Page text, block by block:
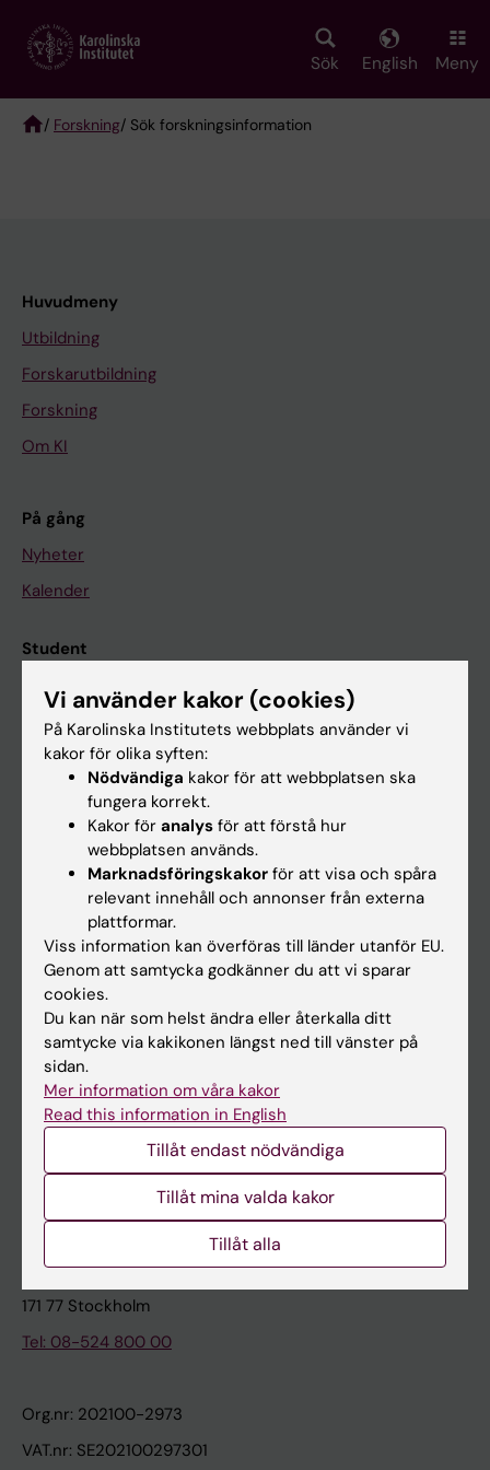
main
Sök English Meny
/ Forskning/ Sök forskningsinformation
Huvudmeny
Utbildning
Forskarutbildning
Forskning
Om KI
På gång
Nyheter
Kalender
Student
Ladok
Canvas
Schema
Studentmejlen
Kurs- och programwebbar
Student på KI
Medarbetare
Medarbetarportalen
Kontakta och besök KI
Universitetsbiblioteket
Stöd forskning och utbildning
Karolinska Institutet Innovation
Kontakta presstjänsten
Karolinska Institutet
171 77 Stockholm
Tel: 08-524 800 00
Org.nr: 202100-2973
VAT.nr: SE202100297301
Vi använder kakor (cookies)
På Karolinska Institutets webbplats använder vi
kakor för olika syften:
Nödvändiga kakor för att webbplatsen ska
fungera korrekt.
Kakor för analys för att förstå hur
webbplatsen används.
Marknadsföringskakor för att visa och spåra
relevant innehåll och annonser från externa
plattformar.
Viss information kan överföras till länder utanför EU.
Genom att samtycka godkänner du att vi sparar
cookies.
Du kan när som helst ändra eller återkalla ditt
samtycke via kakikonen längst ned till vänster på
sidan.
Mer information om våra kakor
Read this information in English
Tillåt endast nödvändiga
Tillåt mina valda kakor
Tillåt alla